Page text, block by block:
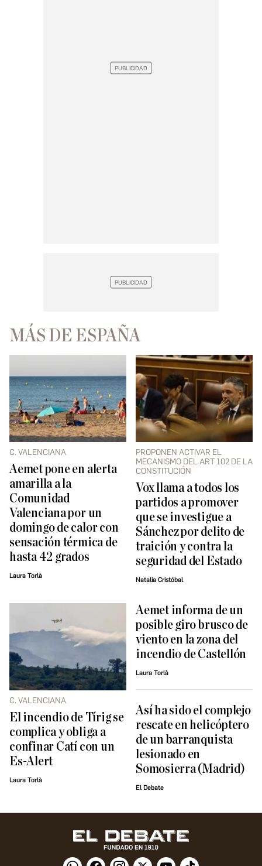
MÁS DE ESPAÑA
C. VALENCIANA
Aemet pone en alerta
amarilla a la
Comunidad
Valenciana por un
domingo de calor con
sensación térmica de
hasta 42 grados
Laura Torlà
PROPONEN ACTIVAR EL
MECANISMO DEL ART 102 DE LA
CONSTITUCIÓN
Vox llama a todos los
partidos a promover
que se investigue a
Sánchez por delito de
traición y contra la
seguridad del Estado
Natalia Cristóbal
C. VALENCIANA
El incendio de Tírig se
complica y obliga a
confinar Catí con un
Es-Alert
Laura Torlà
Aemet informa de un
posible giro brusco de
viento en la zona del
incendio de Castellón
Laura Torlà
Así ha sido el complejo
rescate en helicóptero
de un barranquista
lesionado en
Somosierra (Madrid)
El Debate